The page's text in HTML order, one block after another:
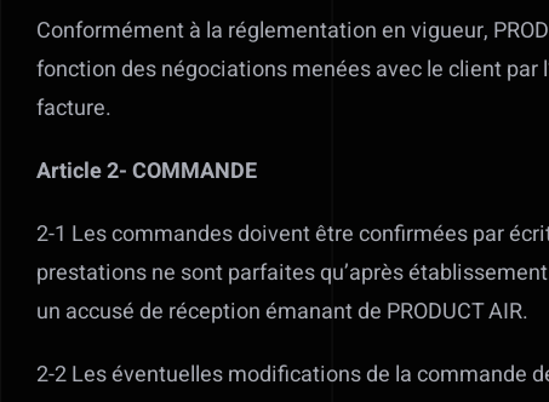
Conformément à la réglementation en vigueur,
fonction des négociations menées avec le client
facture.
Article 2- COMMANDE
2-1 Les commandes doivent être confirmées par
prestations ne sont parfaites qu’après
un accusé de réception émanant de PRODUCT AIR.
2-2 Les éventuelles modifications de la commande